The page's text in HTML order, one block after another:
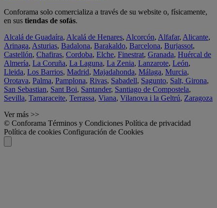
Conforama solo comercializa a través de su website o, físicamente,
en sus tiendas de sofás.
Alcalá de Guadaíra, Alcalá de Henares, Alcorcón, Alfafar, Alicante,
Arinaga, Asturias, Badalona, Barakaldo, Barcelona, Burjassot,
Castellón, Chafiras, Cordoba, Elche, Finestrat, Granada, Huércal de
Almería, La Coruña, La Laguna, La Zenia, Lanzarote, León,
Lleida, Los Barrios, Madrid, Majadahonda, Málaga, Murcia,
Orotava, Palma, Pamplona, Rivas, Sabadell, Sagunto, Salt, Girona,
San Sebastian, Sant Boi, Santander, Santiago de Compostela,
Sevilla, Tamaraceite, Terrassa, Viana, Vilanova i la Geltrú, Zaragoza
Ver más >>
© Conforama Términos y Condiciones Política de privacidad
Política de cookies Configuración de Cookies